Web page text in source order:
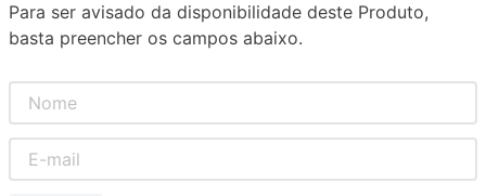
Para ser avisado da disponibilidade deste Produto,
basta preencher os campos abaixo.